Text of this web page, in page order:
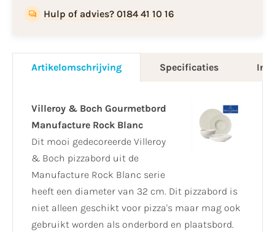
Hulp of advies? 0184 41 10 16
Artikelomschrijving Specificaties
Villeroy & Boch Gourmetbord
Manufacture Rock Blanc
Dit mooi gedecoreerde Villeroy
& Boch pizzabord uit de
Manufacture Rock Blanc serie
heeft een diameter van 32 cm. Dit pizzabord is
niet alleen geschikt voor pizza's maar mag ook
gebruikt worden als onderbord en plaatsbord.